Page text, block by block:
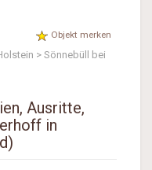
Objekt merken
> Sönnebüll bei
Ausritte,
in